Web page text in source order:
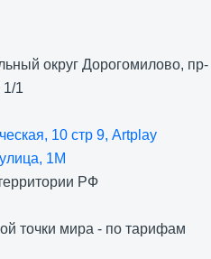
округ Дорогомилово, пр-
1/1
10 стр 9, Artplay
1М
РФ
точки мира - по тарифам